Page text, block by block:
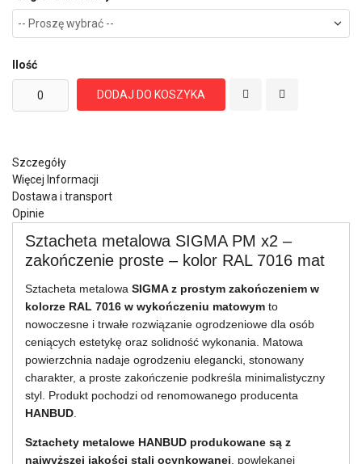
Ilość
DODAJ DO KOSZYKA
Szczegóły
Więcej Informacji
Dostawa i transport
Opinie
Sztacheta metalowa SIGMA PM x2 –
zakończenie proste – kolor RAL 7016 mat
Sztacheta metalowa SIGMA z prostym zakończeniem w
kolorze RAL 7016 w wykończeniu matowym to
nowoczesne i trwałe rozwiązanie ogrodzeniowe dla osób
ceniących estetykę oraz solidność wykonania. Matowa
powierzchnia nadaje ogrodzeniu elegancki, stonowany
charakter, a proste zakończenie podkreśla minimalistyczny
styl. Produkt pochodzi od renomowanego producenta
HANBUD
Sztachety metalowe HANBUD produkowane są z
najwyższej jakości stali ocynkowanej , powlekanej